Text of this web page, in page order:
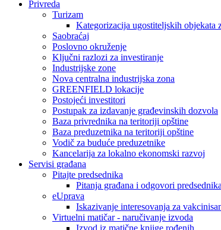
Privreda
Turizam
Kategorizacija ugostiteljskih objekata
Saobraćaj
Poslovno okruženje
Ključni razlozi za investiranje
Industrijske zone
Nova centralna industrijska zona
GREENFIELD lokacije
Postojeći investitori
Postupak za izdavanje građevinskih dozvola
Baza privrednika na teritoriji opštine
Baza preduzetnika na teritoriji opštine
Vodič za buduće preduzetnike
Kancelarija za lokalno ekonomski razvoj
Servisi građana
Pitajte predsednika
Pitanja građana i odgovori predsednika
eUprava
Iskazivanje interesovanja za
Virtuelni matičar - naručivanje izvoda
Izvod iz matične knjige rođenih